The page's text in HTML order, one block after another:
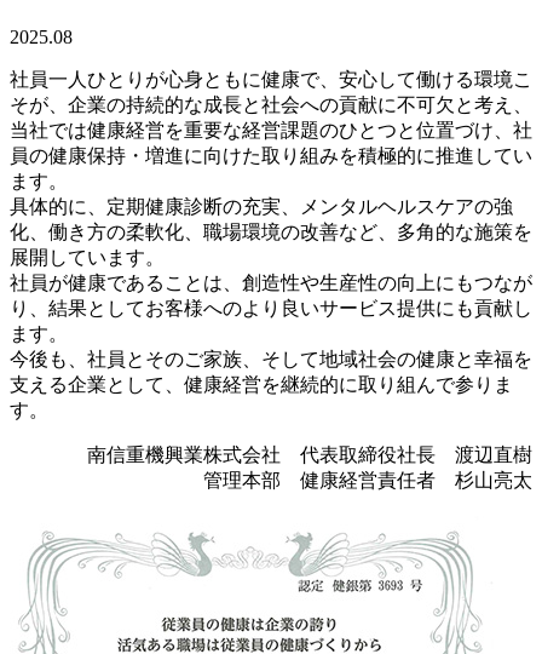
2025.08
社員一人ひとりが心身ともに健康で、安心して働ける環境こ
そが、企業の持続的な成長と社会への貢献に不可欠と考え、
当社では健康経営を重要な経営課題のひとつと位置づけ、社
員の健康保持・増進に向けた取り組みを積極的に推進してい
ます。
具体的に、定期健康診断の充実、メンタルヘルスケアの強
化、働き方の柔軟化、職場環境の改善など、多角的な施策を
展開しています。
社員が健康であることは、創造性や生産性の向上にもつなが
り、結果としてお客様へのより良いサービス提供にも貢献し
ます。
今後も、社員とそのご家族、そして地域社会の健康と幸福を
支える企業として、健康経営を継続的に取り組んで参りま
す。
南信重機興業株式会社 代表取締役社長 渡辺直樹
管理本部 健康経営責任者 杉山亮太